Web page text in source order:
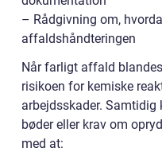
– Rådgivning om,
affaldshåndteringen
Når farligt affald
risikoen for kemiske
arbejdsskader. Samtidig
bøder eller krav om
med at: